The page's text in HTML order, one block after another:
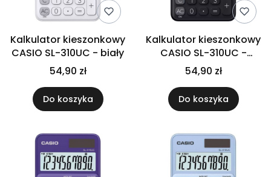
Kalkulator kieszonkowy
CASIO SL-310UC - biały
54,90 zł
Do koszyka
Kalkulator kieszonkowy
CASIO SL-310UC -
czarny
54,90 zł
Do koszyka